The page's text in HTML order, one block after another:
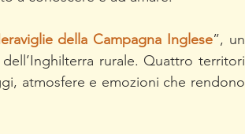
della Campagna Inglese”, un
rurale. Quattro territori
atmosfere e emozioni che rendono